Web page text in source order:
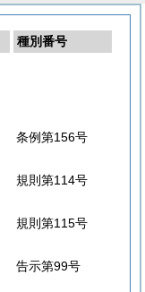
種別番号
条例第156号
規則第114号
規則第115号
告示第99号